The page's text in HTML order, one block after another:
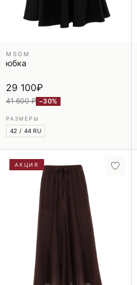
MSGM
юбка
29 100₽
41 600 ₽ −30%
РАЗМЕРЫ
42 / 44 RU
АКЦИЯ